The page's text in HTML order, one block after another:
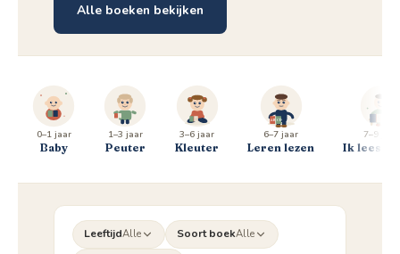
Alle boeken bekijken
0–1 jaar
Baby
1–3 jaar
Peuter
3–6 jaar
Kleuter
6–7 jaar
Leren lezen
7–9 jaar
Ik lees al
LeeftijdAlle Soort boekAlle